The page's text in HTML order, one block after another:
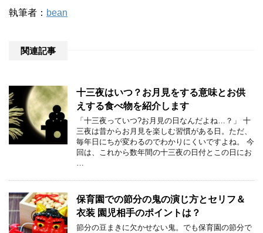
執筆者： bean
関連記事
十三夜はいつ？お月見をする意味とお供
えする食べ物を紹介します
「十三夜っていつ?お月見の日なんだよね…？」 十
三夜は昔からお月見を楽しむ習慣がある日。ただ、
毎年日にちが変わるのでわかりにくいですよね。 今
回は、これから数年間の十三夜の日付とこの日にお
…
保育園での節分の鬼の演じ方とセリフ＆
衣装 園児相手のポイントは？
節分の豆まきに欠かせない鬼。でも保育園の節分で